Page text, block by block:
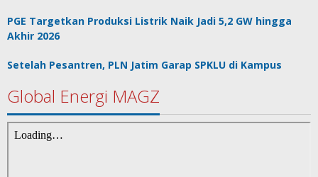
PGE Targetkan Produksi Listrik Naik Jadi 5,2 GW hingga
Akhir 2026
Setelah Pesantren, PLN Jatim Garap SPKLU di Kampus
Global Energi MAGZ